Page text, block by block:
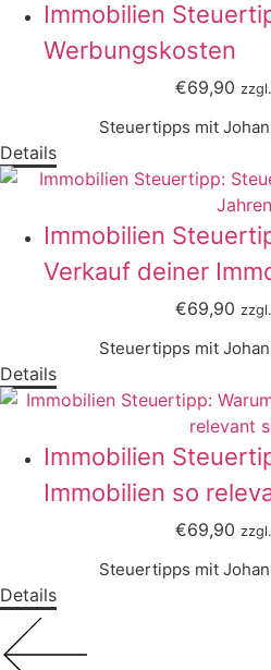
Immobilien
Werbungskosten
€69,90
Steuertipps mit
Details
Immobilien
Verkauf deiner
€69,90
Steuertipps mit
Details
Immobilien
Immobilien so
€69,90
Steuertipps mit
Details